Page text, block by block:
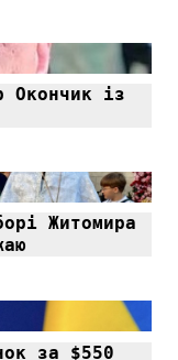
Окончик із
Житомира
за $550